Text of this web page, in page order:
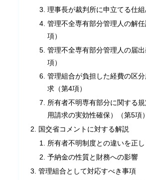
理事長が裁判所に申立てる仕組
管理不全専有部分管理人の解
項）
管理不全専有部分管理人の届
項）
管理組合が負担した経費の区
求（第4項）
所有者不明専有部分に関する
用請求の実効性確保）（第5項）
国交省コメントに対する解説
所有者不明制度との違いを正
予納金の性質と財務への影響
管理組合として対応すべき事項